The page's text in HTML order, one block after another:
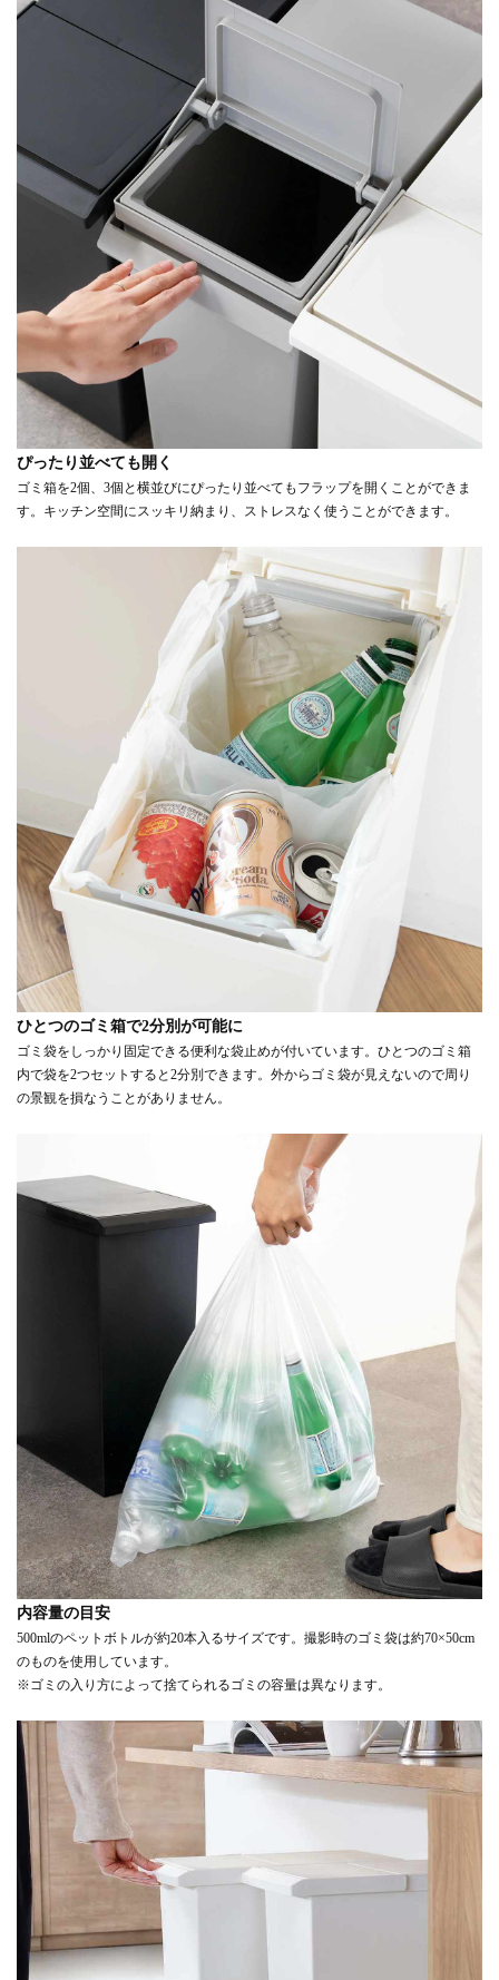
ぴったり並べても開く
ゴミ箱を2個、3個と横並びにぴったり並べてもフラップを開くことができま
す。キッチン空間にスッキリ納まり、ストレスなく使うことができます。
ひとつのゴミ箱で2分別が可能に
ゴミ袋をしっかり固定できる便利な袋止めが付いています。ひとつのゴミ箱
内で袋を2つセットすると2分別できます。外からゴミ袋が見えないので周り
の景観を損なうことがありません。
内容量の目安
500mlのペットボトルが約20本入るサイズです。撮影時のゴミ袋は約70×50cm
のものを使用しています。
※ゴミの入り方によって捨てられるゴミの容量は異なります。